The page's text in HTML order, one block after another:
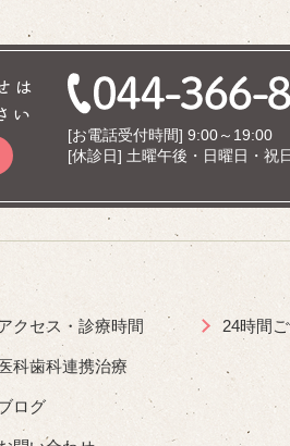
は
い
[お電話受付時間] 9:00～19:00
[休診日] 土曜午後・日曜日・祝
クセス・診療時間
科歯科連携治療
ログ
24時間